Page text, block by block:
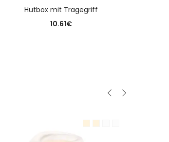
Hutbox mit Tragegriff
10.61€